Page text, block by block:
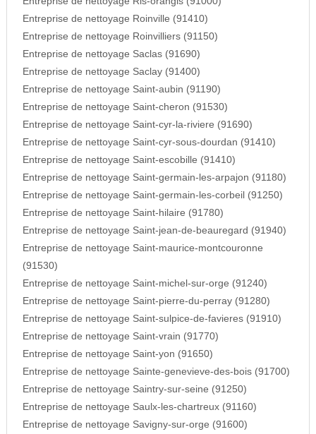
Entreprise de nettoyage Roinville (91410)
Entreprise de nettoyage Roinvilliers (91150)
Entreprise de nettoyage Saclas (91690)
Entreprise de nettoyage Saclay (91400)
Entreprise de nettoyage Saint-aubin (91190)
Entreprise de nettoyage Saint-cheron (91530)
Entreprise de nettoyage Saint-cyr-la-riviere (91690)
Entreprise de nettoyage Saint-cyr-sous-dourdan (91410)
Entreprise de nettoyage Saint-escobille (91410)
Entreprise de nettoyage Saint-germain-les-arpajon (91180)
Entreprise de nettoyage Saint-germain-les-corbeil (91250)
Entreprise de nettoyage Saint-hilaire (91780)
Entreprise de nettoyage Saint-jean-de-beauregard (91940)
Entreprise de nettoyage Saint-maurice-montcouronne
(91530)
Entreprise de nettoyage Saint-michel-sur-orge (91240)
Entreprise de nettoyage Saint-pierre-du-perray (91280)
Entreprise de nettoyage Saint-sulpice-de-favieres (91910)
Entreprise de nettoyage Saint-vrain (91770)
Entreprise de nettoyage Saint-yon (91650)
Entreprise de nettoyage Sainte-genevieve-des-bois (91700)
Entreprise de nettoyage Saintry-sur-seine (91250)
Entreprise de nettoyage Saulx-les-chartreux (91160)
Entreprise de nettoyage Savigny-sur-orge (91600)